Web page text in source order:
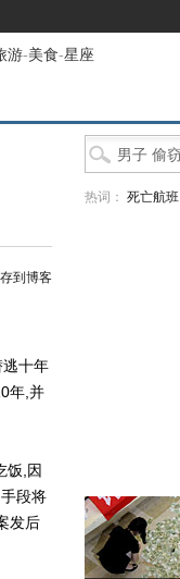
游-美食-星座
到博客
十年
年,并
饭,因
段将
发后
热词： 死亡航班